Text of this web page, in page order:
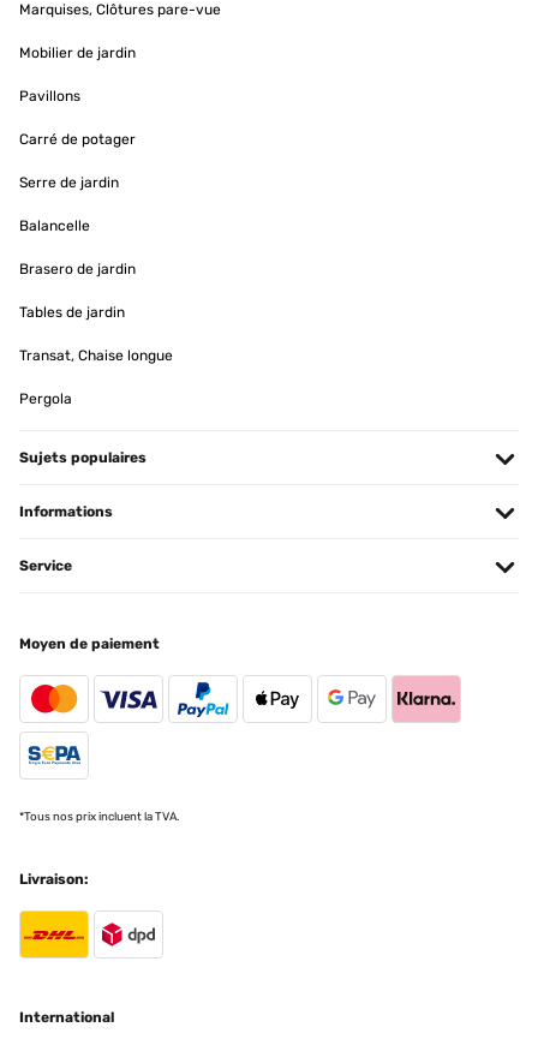
performant. Je recommande pour le sérieux.
Utilisateur d'Amazon
04/12/2023
Traduire
Schön Wie auf den Bildern, kam gut Verpackt an und keine Kratzer
Amazon-Benutzer
Marquises, Clôtures pare-vue
Mobilier de jardin
Pavillons
Carré de potager
Serre de jardin
Balancelle
Brasero de jardin
Tables de jardin
Transat, Chaise longue
Pergola
Sujets populaires
Informations
Service
Moyen de paiement
*Tous nos prix incluent la TVA.
Livraison:
International